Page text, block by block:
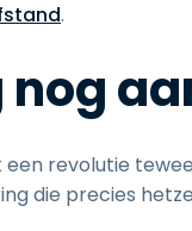
.
revolutie
die precies